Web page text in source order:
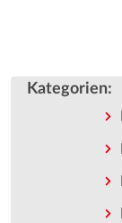
Kategorien: